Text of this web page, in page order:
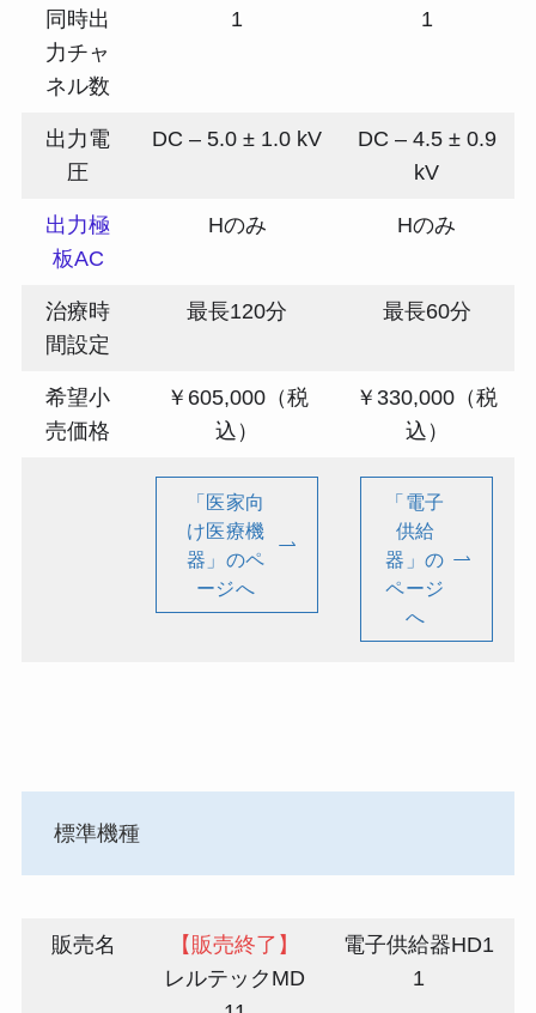
同時出
力チャ
ネル数
1 1
出力電
圧
DC – 5.0 ± 1.0 kV
DC – 4.5 ± 0.9
kV
出力極
板AC
Hのみ Hのみ
治療時
間設定
最長120分 最長60分
希望小
売価格
￥605,000（税
込）
￥330,000（税
込）
「医家向
け医療機
器」のペ
ージへ
「電子
供給
器」の
ページ
へ
標準機種
販売名
【販売終了】
レルテックMD
電子供給器HD1
1